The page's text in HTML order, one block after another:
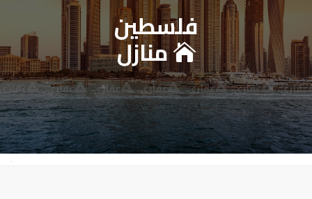
عقاري للخدمات العقارية -
فلسطين
منازل